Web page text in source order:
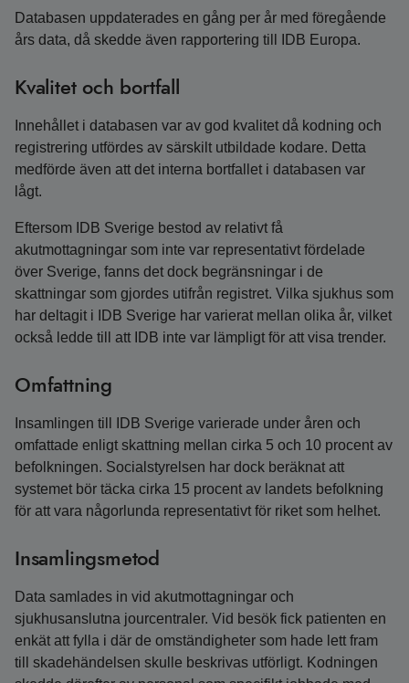
Databasen uppdaterades en gång per år med föregående
års data, då skedde även rapportering till IDB Europa.
Kvalitet och bortfall
Innehållet i databasen var av god kvalitet då kodning och
registrering utfördes av särskilt utbildade kodare. Detta
medförde även att det interna bortfallet i databasen var
lågt.
Eftersom IDB Sverige bestod av relativt få
akutmottagningar som inte var representativt fördelade
över Sverige, fanns det dock begränsningar i de
skattningar som gjordes utifrån registret. Vilka sjukhus som
har deltagit i IDB Sverige har varierat mellan olika år, vilket
också ledde till att IDB inte var lämpligt för att visa trender.
Omfattning
Insamlingen till IDB Sverige varierade under åren och
omfattade enligt skattning mellan cirka 5 och 10 procent av
befolkningen. Socialstyrelsen har dock beräknat att
systemet bör täcka cirka 15 procent av landets befolkning
för att vara någorlunda representativt för riket som helhet.
Insamlingsmetod
Data samlades in vid akutmottagningar och
sjukhusanslutna jourcentraler. Vid besök fick patienten en
enkät att fylla i där de omständigheter som hade lett fram
till skadehändelsen skulle beskrivas utförligt. Kodningen